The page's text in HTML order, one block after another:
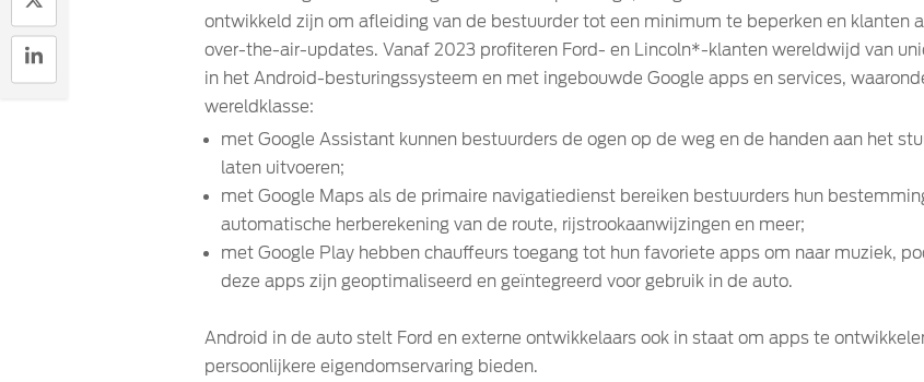
ontwikkeld zijn om afleiding van de bestuurder tot een minimum te beperken en klanten
over-the-air-updates. Vanaf 2023 profiteren Ford- en Lincoln*-klanten wereldwijd van
in het Android-besturingssysteem en met ingebouwde Google apps en services,
wereldklasse:
met Google Assistant kunnen bestuurders de ogen op de weg en de handen aan het
laten uitvoeren;
met Google Maps als de primaire navigatiedienst bereiken bestuurders hun
automatische herberekening van de route, rijstrookaanwijzingen en meer;
met Google Play hebben chauffeurs toegang tot hun favoriete apps om naar muziek,
deze apps zijn geoptimaliseerd en geïntegreerd voor gebruik in de auto.
Android in de auto stelt Ford en externe ontwikkelaars ook in staat om apps te
persoonlijkere eigendomservaring bieden.